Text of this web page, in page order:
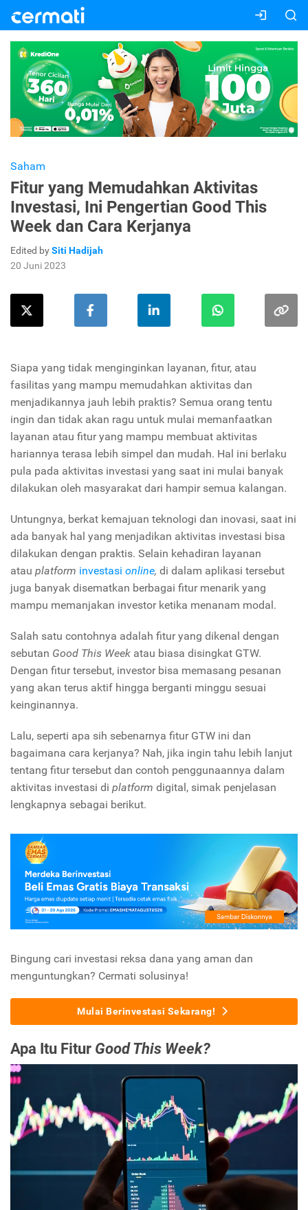
Saham
Fitur yang Memudahkan Aktivitas
Investasi, Ini Pengertian Good This
Week dan Cara Kerjanya
Edited bySiti Hadijah
20 Juni 2023
Siapa yang tidak menginginkan layanan, fitur, atau
fasilitas yang mampu memudahkan aktivitas dan
menjadikannya jauh lebih praktis? Semua orang tentu
ingin dan tidak akan ragu untuk mulai memanfaatkan
layanan atau fitur yang mampu membuat aktivitas
hariannya terasa lebih simpel dan mudah. Hal ini berlaku
pula pada aktivitas investasi yang saat ini mulai banyak
dilakukan oleh masyarakat dari hampir semua kalangan.
Untungnya, berkat kemajuan teknologi dan inovasi, saat ini
ada banyak hal yang menjadikan aktivitas investasi bisa
dilakukan dengan praktis. Selain kehadiran layanan
atau platform investasi online, di dalam aplikasi tersebut
juga banyak disematkan berbagai fitur menarik yang
mampu memanjakan investor ketika menanam modal.
Salah satu contohnya adalah fitur yang dikenal dengan
sebutan Good This Week atau biasa disingkat GTW.
Dengan fitur tersebut, investor bisa memasang pesanan
yang akan terus aktif hingga berganti minggu sesuai
keinginannya.
Lalu, seperti apa sih sebenarnya fitur GTW ini dan
bagaimana cara kerjanya? Nah, jika ingin tahu lebih lanjut
tentang fitur tersebut dan contoh penggunaannya dalam
aktivitas investasi di platform digital, simak penjelasan
lengkapnya sebagai berikut.
Bingung cari investasi reksa dana yang aman dan
menguntungkan? Cermati solusinya!
Mulai Berinvestasi Sekarang!
Apa Itu Fitur Good This Week?